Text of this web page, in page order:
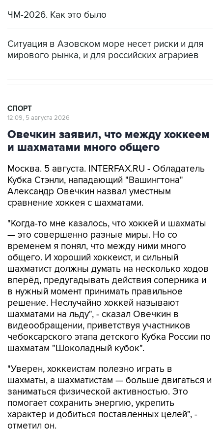
ЧМ-2026. Как это было
Ситуация в Азовском море несет риски и для
мирового рынка, и для российских аграриев
СПОРТ
12:09, 5 августа 2026
Овечкин заявил, что между хоккеем
и шахматами много общего
Москва. 5 августа. INTERFAX.RU - Обладатель
Кубка Стэнли, нападающий "Вашингтона"
Александр Овечкин назвал уместным
сравнение хоккея с шахматами.
"Когда-то мне казалось, что хоккей и шахматы
— это совершенно разные миры. Но со
временем я понял, что между ними много
общего. И хороший хоккеист, и сильный
шахматист должны думать на несколько ходов
вперёд, предугадывать действия соперника и
в нужный момент принимать правильное
решение. Неслучайно хоккей называют
шахматами на льду", - сказал Овечкин в
видеообращении, приветствуя участников
чебоксарского этапа детского Кубка России по
шахматам "Шоколадный кубок".
"Уверен, хоккеистам полезно играть в
шахматы, а шахматистам — больше двигаться и
заниматься физической активностью. Это
помогает сохранить энергию, укрепить
характер и добиться поставленных целей", -
отметил он.